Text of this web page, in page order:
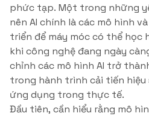
phức tạp. Một trong những
nên AI chính là các mô hình
triển để máy móc có thể học
khi công nghệ đang ngày
chỉnh các mô hình AI trở
trong hành trình cải tiến
ứng dụng trong thực tế.
Đầu tiên, cần hiểu rằng mô